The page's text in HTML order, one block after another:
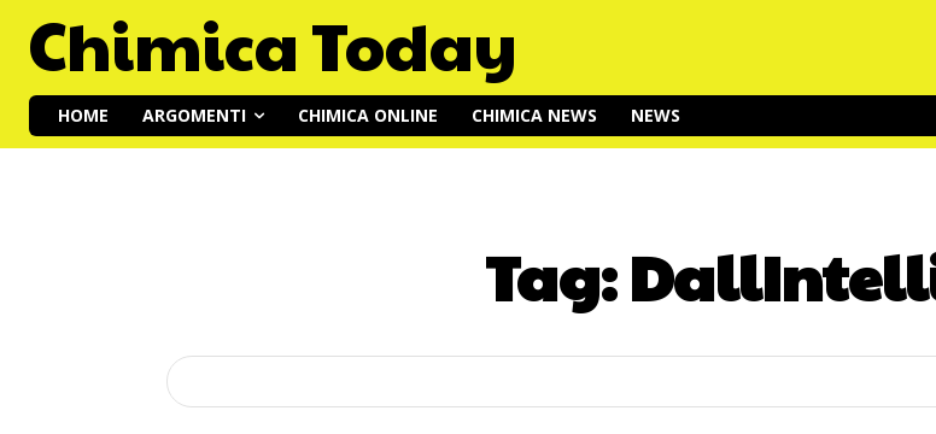
Chimica Today
HOME ARGOMENTI CHIMICA ONLINE CHIMICA NEWS NEWS
Tag: